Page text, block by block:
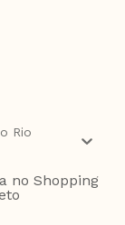
Rio
no Shopping